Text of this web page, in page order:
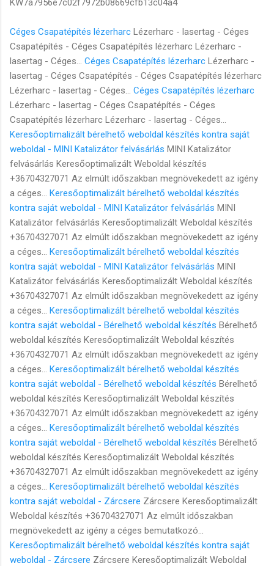
Céges Csapatépítés lézerharc Lézerharc - lasertag - Céges
Csapatépítés - Céges Csapatépítés lézerharc Lézerharc -
lasertag - Céges... Céges Csapatépítés lézerharc Lézerharc -
lasertag - Céges Csapatépítés - Céges Csapatépítés lézerharc
Lézerharc - lasertag - Céges... Céges Csapatépítés lézerharc
Lézerharc - lasertag - Céges Csapatépítés - Céges
Csapatépítés lézerharc Lézerharc - lasertag - Céges...
Keresőoptimalizált bérelhető weboldal készítés kontra saját
weboldal - MINI Katalizátor felvásárlás MINI Katalizátor
felvásárlás Keresőoptimalizált Weboldal készítés
+36704327071 Az elmúlt időszakban megnövekedett az igény
a céges... Keresőoptimalizált bérelhető weboldal készítés
kontra saját weboldal - MINI Katalizátor felvásárlás MINI
Katalizátor felvásárlás Keresőoptimalizált Weboldal készítés
+36704327071 Az elmúlt időszakban megnövekedett az igény
a céges... Keresőoptimalizált bérelhető weboldal készítés
kontra saját weboldal - MINI Katalizátor felvásárlás MINI
Katalizátor felvásárlás Keresőoptimalizált Weboldal készítés
+36704327071 Az elmúlt időszakban megnövekedett az igény
a céges... Keresőoptimalizált bérelhető weboldal készítés
kontra saját weboldal - Bérelhető weboldal készítés Bérelhető
weboldal készítés Keresőoptimalizált Weboldal készítés
+36704327071 Az elmúlt időszakban megnövekedett az igény
a céges... Keresőoptimalizált bérelhető weboldal készítés
kontra saját weboldal - Bérelhető weboldal készítés Bérelhető
weboldal készítés Keresőoptimalizált Weboldal készítés
+36704327071 Az elmúlt időszakban megnövekedett az igény
a céges... Keresőoptimalizált bérelhető weboldal készítés
kontra saját weboldal - Bérelhető weboldal készítés Bérelhető
weboldal készítés Keresőoptimalizált Weboldal készítés
+36704327071 Az elmúlt időszakban megnövekedett az igény
a céges... Keresőoptimalizált bérelhető weboldal készítés
kontra saját weboldal - Zárcsere Zárcsere Keresőoptimalizált
Weboldal készítés +36704327071 Az elmúlt időszakban
megnövekedett az igény a céges bemutatkozó...
Keresőoptimalizált bérelhető weboldal készítés kontra saját
weboldal - Zárcsere Zárcsere Keresőoptimalizált Weboldal